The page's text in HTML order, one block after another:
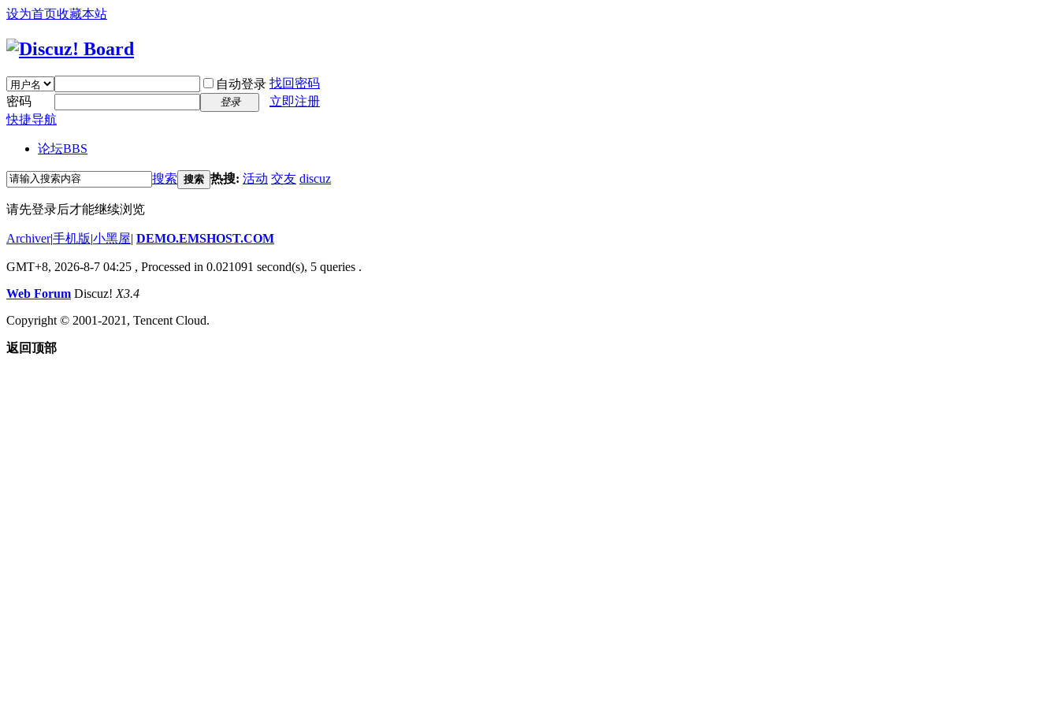
设为首页收藏本站
自动登录 找回密码
密码
登录
立即注册
快捷导航
论坛BBS
搜索 搜索 热搜: 活动 交友 discuz
请先登录后才能继续浏览
Archiver|手机版|小黑屋| DEMO.EMSHOST.COM
GMT+8, 2026-8-7 04:25 , Processed in 0.021091 second(s), 5 queries .
Web Forum Discuz! X3.4
Copyright © 2001-2021, Tencent Cloud.
返回顶部